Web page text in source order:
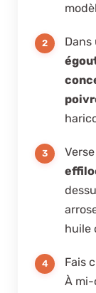
Dans
huile
Fais
À mi-